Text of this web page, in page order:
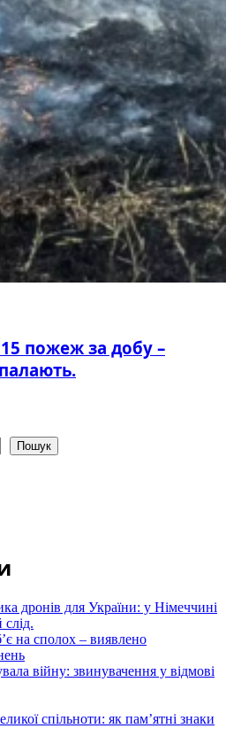
пожеж за добу –
Пошук
дронів для України: у Німеччині
на сполох – виявлено
війну: звинувачення у відмові
спільноти: як пам’ятні знаки